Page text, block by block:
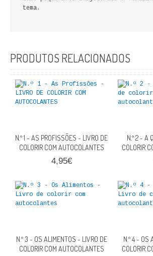
POESIA E TEATRO
POLÍTICA
CIÊNCIA POLITICA
RELAÇÕES INTERNACIONAIS
COLEÇÃO ATENA
QUEM SOMOS
tema.
PRODUTOS RELACIONADOS
N.º 1 - AS PROFISSÕES - LIVRO DE
COLORIR COM AUTOCOLANTES
4,95€
N.º 2 - A
COLORIR
N.º 3 - OS ALIMENTOS - LIVRO DE
COLORIR COM AUTOCOLANTES
N.º 4 - OS
COLORIR